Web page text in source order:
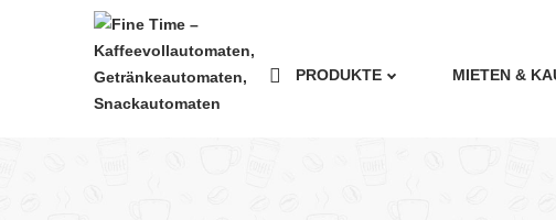
PRODUKTE MIETEN &